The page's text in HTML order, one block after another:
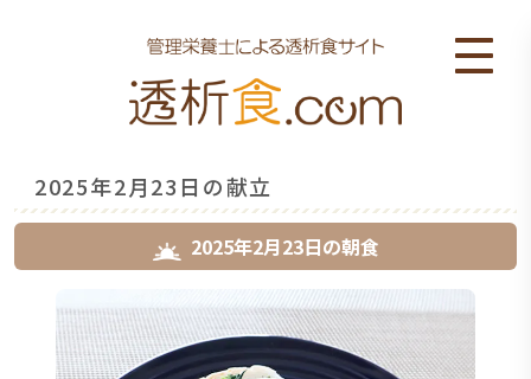
2025年2月23日の献立
2025年2月23日の朝食